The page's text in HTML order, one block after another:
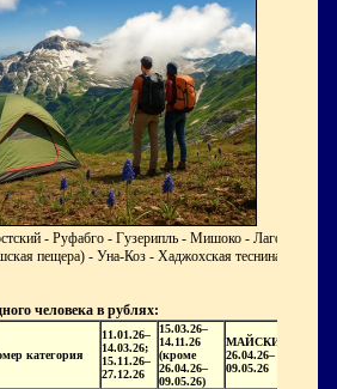
- Руфабго - Гузерипль - Мишоко - Лаго-
пещера) - Уна-Коз - Хаджохская теснина
человека в рублях:
категория
11.01.26–
14.03.26;
15.11.26–
27.12.26
15.03.26–
14.11.26
(кроме
26.04.26–
09.05.26)
МАЙСКИЕ
26.04.26–
09.05.26